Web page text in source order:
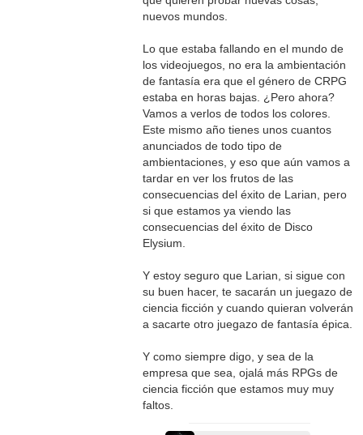
nuevos mundos.
Lo que estaba fallando en el mundo de
los videojuegos, no era la ambientación
de fantasía era que el género de CRPG
estaba en horas bajas. ¿Pero ahora?
Vamos a verlos de todos los colores.
Este mismo año tienes unos cuantos
anunciados de todo tipo de
ambientaciones, y eso que aún vamos a
tardar en ver los frutos de las
consecuencias del éxito de Larian, pero
si que estamos ya viendo las
consecuencias del éxito de Disco
Elysium.
Y estoy seguro que Larian, si sigue con
su buen hacer, te sacarán un juegazo de
ciencia ficción y cuando quieran volverán
a sacarte otro juegazo de fantasía épica.
Y como siempre digo, y sea de la
empresa que sea, ojalá más RPGs de
ciencia ficción que estamos muy muy
faltos.